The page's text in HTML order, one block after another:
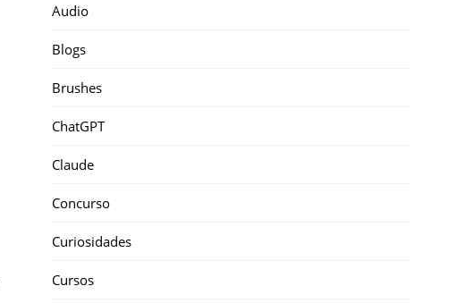
Audio
Blogs
Brushes
ChatGPT
Claude
Concurso
Curiosidades
Cursos